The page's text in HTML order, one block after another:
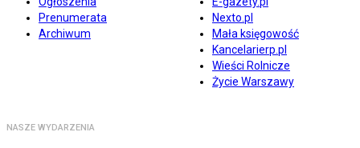
Prenumerata
Archiwum
Nexto.pl
Mała księgowość
Kancelarierp.pl
Wieści Rolnicze
Życie Warszawy
NASZE WYDARZENIA